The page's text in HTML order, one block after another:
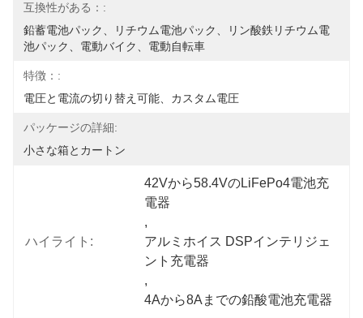
互換性がある：:
鉛蓄電池パック、リチウム電池パック、リン酸鉄リチウム電
池パック、電動バイク、電動自転車
特徴：:
電圧と電流の切り替え可能、カスタム電圧
パッケージの詳細:
小さな箱とカートン
ハイライト:
42Vから58.4VのLiFePo4電池充
電器
,
アルミホイス DSPインテリジェ
ント充電器
,
4Aから8Aまでの鉛酸電池充電器